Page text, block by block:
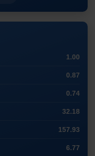
1.00
0.87
0.74
32.18
157.93
6.77